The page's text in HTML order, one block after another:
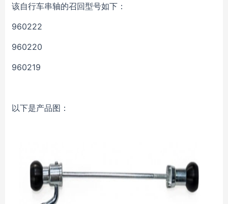
该自行车串轴的召回型号如下：
960222
960220
960219
以下是产品图：